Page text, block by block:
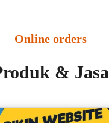
Online orders
& Jasa